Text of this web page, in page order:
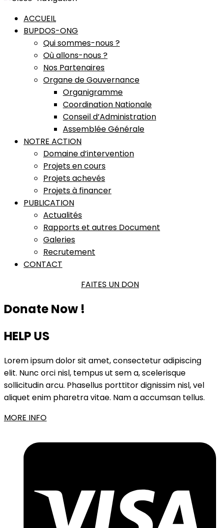
ACCUEIL
BUPDOS-ONG
Qui sommes-nous ?
Où allons-nous ?
Nos Partenaires
Organe de Gouvernance
Organigramme
Coordination Nationale
Conseil d’Administration
Assemblée Générale
NOTRE ACTION
Domaine d’intervention
Projets en cours
Projets achevés
Projets à financer
PUBLICATION
Actualités
Rapports et autres Document
Galeries
Recrutement
CONTACT
FAITES UN DON
Donate Now !
HELP US
Lorem ipsum dolor sit amet, consectetur adipiscing
elit. Nunc orci nisl, tempus ut sem a, scelerisque
sollicitudin arcu. Phasellus porttitor dignissim nisl, vel
aliquet enim pharetra vitae. Nam a accumsan tellus.
MORE INFO